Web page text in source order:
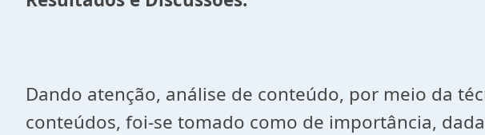
Dando atenção, análise de conteúdo, por meio da
conteúdos, foi-se tomado como de importância,